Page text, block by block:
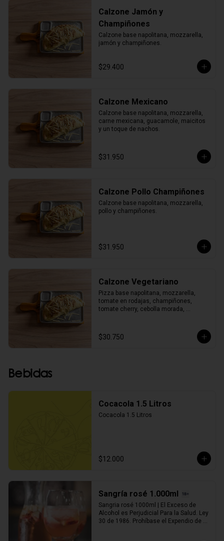
Calzone Jamón y
Champiñones
Calzone base napolitana, mozzarella,
jamón y champiñones.
$29.400
Calzone Mexicano
Calzone base napolitana, mozzarella,
carne mexicana, guacamole, maicitos
y un toque de nachos.
$31.950
Calzone Pollo Champiñones
Calzone base napolitana, mozzarella,
pollo y champiñones.
$31.950
Calzone Vegetariano
Pizza base napolitana, mozzarella,
tomate en rodajas, champiñones,
tomate cherry, cebolla morada,
$30.750
Bebidas
Cocacola 1.5 Litros
Cocacola 1.5 Litros
$12.000
Sangría rosé 1.000ml
Sangria rosé 1000ml | El Exceso de
Alcohol es Perjudicial Para la Salud. Ley
30 de 1986. Prohíbase el Expendio de